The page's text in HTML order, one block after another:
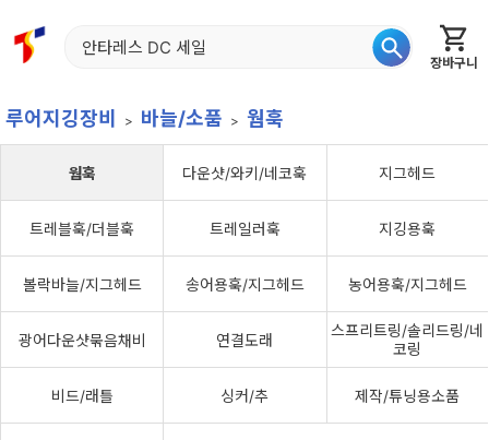
장바구니
홈 신상품 재입고 베스트
루어지깅장비 바늘/소품 웜훅
웜훅 다운샷/와키/네코훅 지그헤드
트레블훅/더블훅 트레일러훅 지깅용훅
볼락바늘/지그헤드 송어용훅/지그헤드 농어용훅/지그헤드
광어다운샷묶음채비 연결도래
스프리트링/솔리드링/네
코링
비드/래틀 싱커/추 제작/튜닝용소품